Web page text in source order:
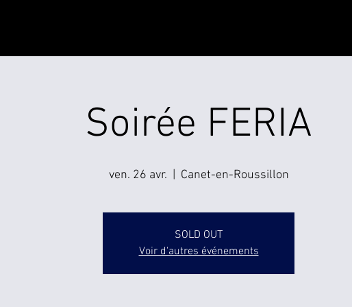
Soirée FERIA
ven. 26 avr.
  |
Canet-en-Roussillon
SOLD OUT
Voir d'autres événements